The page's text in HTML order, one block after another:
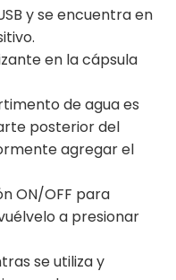
y se encuentra en
en la cápsula
de agua es
posterior del
agregar el
ON/OFF para
a presionar
se utiliza y